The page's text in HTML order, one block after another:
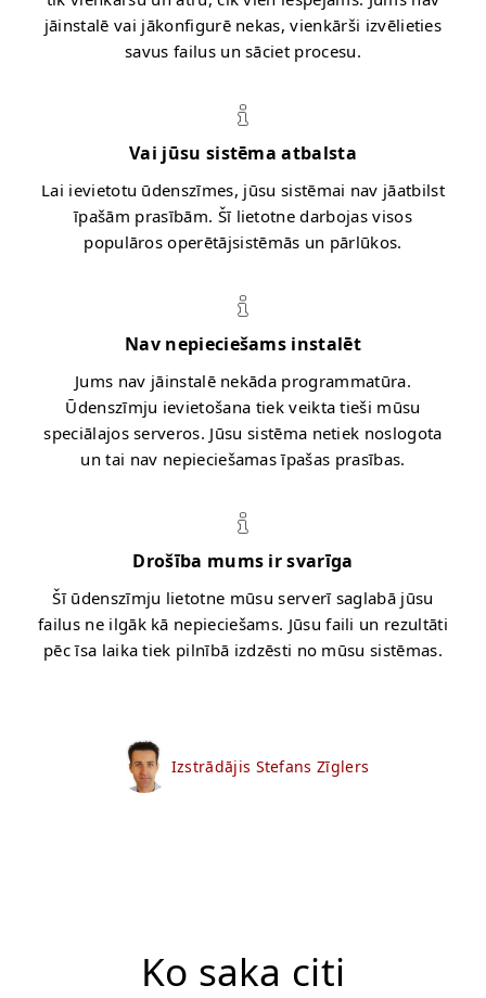
jāinstalē vai jākonfigurē nekas, vienkārši izvēlieties
savus failus un sāciet procesu.
Vai jūsu sistēma atbalsta
Lai ievietotu ūdenszīmes, jūsu sistēmai nav jāatbilst
īpašām prasībām. Šī lietotne darbojas visos
populāros operētājsistēmās un pārlūkos.
Nav nepieciešams instalēt
Jums nav jāinstalē nekāda programmatūra.
Ūdenszīmju ievietošana tiek veikta tieši mūsu
speciālajos serveros. Jūsu sistēma netiek noslogota
un tai nav nepieciešamas īpašas prasības.
Drošība mums ir svarīga
Šī ūdenszīmju lietotne mūsu serverī saglabā jūsu
failus ne ilgāk kā nepieciešams. Jūsu faili un rezultāti
pēc īsa laika tiek pilnībā izdzēsti no mūsu sistēmas.
Izstrādājis Stefans Zīglers
Ko saka citi